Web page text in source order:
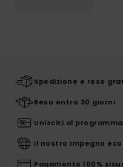
Spedizione e reso
Reso entro 30 giorni
Unisciti al
Il nostro impegno
Pagamento 100%